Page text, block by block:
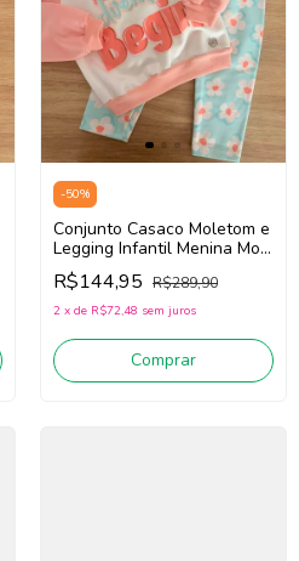
-50%
Conjunto Casaco Moletom e
Legging Infantil Menina Mon
Sucré 138022420 (Rosa/Off
White/Azul)
R$144,95 R$289,90
2 x de R$72,48 sem juros
Comprar